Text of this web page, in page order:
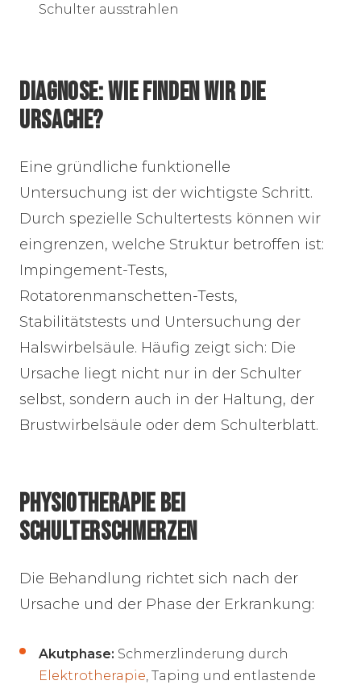
Schulter ausstrahlen
DIAGNOSE: WIE FINDEN WIR DIE
URSACHE?
Eine gründliche funktionelle
Untersuchung ist der wichtigste Schritt.
Durch spezielle Schultertests können wir
eingrenzen, welche Struktur betroffen ist:
Impingement-Tests,
Rotatorenmanschetten-Tests,
Stabilitätstests und Untersuchung der
Halswirbelsäule. Häufig zeigt sich: Die
Ursache liegt nicht nur in der Schulter
selbst, sondern auch in der Haltung, der
Brustwirbelsäule oder dem Schulterblatt.
PHYSIOTHERAPIE BEI
SCHULTERSCHMERZEN
Die Behandlung richtet sich nach der
Ursache und der Phase der Erkrankung:
Akutphase: Schmerzlinderung durch
Elektrotherapie, Taping und entlastende